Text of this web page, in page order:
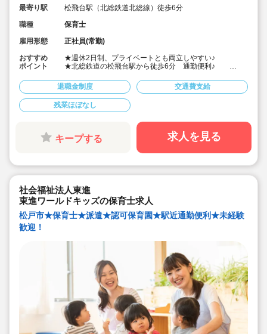
最寄り駅
松飛台駅（北総鉄道北総線）徒歩6分
職種
保育士
雇用形態
正社員(常勤)
おすすめ
ポイント
★週休2日制、プライベートとも両立しやすい♪
★北総鉄道の松飛台駅から徒歩6分 通勤便利♪
ています♪
★未経験でも先輩たちが優しく指導してくれるので安心
して働けます♪
★2025年新卒向け♪
退職金制度 交通費支給
残業ほぼなし
キープする 求人を見る
社会福祉法人東進
東進ワールドキッズの保育士求人
松戸市★保育士★派遣★認可保育園★駅近通勤便利★未経験
歓迎！